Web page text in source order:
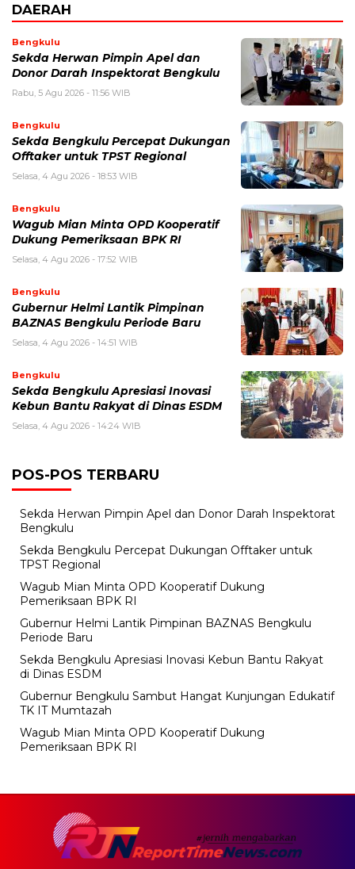
DAERAH
Bengkulu
Sekda Herwan Pimpin Apel dan
Donor Darah Inspektorat Bengkulu
Rabu, 5 Agu 2026 - 11:56 WIB
Bengkulu
Sekda Bengkulu Percepat Dukungan
Offtaker untuk TPST Regional
Selasa, 4 Agu 2026 - 18:53 WIB
Bengkulu
Wagub Mian Minta OPD Kooperatif
Dukung Pemeriksaan BPK RI
Selasa, 4 Agu 2026 - 17:52 WIB
Bengkulu
Gubernur Helmi Lantik Pimpinan
BAZNAS Bengkulu Periode Baru
Selasa, 4 Agu 2026 - 14:51 WIB
Bengkulu
Sekda Bengkulu Apresiasi Inovasi
Kebun Bantu Rakyat di Dinas ESDM
Selasa, 4 Agu 2026 - 14:24 WIB
POS-POS TERBARU
Sekda Herwan Pimpin Apel dan Donor Darah Inspektorat
Bengkulu
Sekda Bengkulu Percepat Dukungan Offtaker untuk
TPST Regional
Wagub Mian Minta OPD Kooperatif Dukung
Pemeriksaan BPK RI
Gubernur Helmi Lantik Pimpinan BAZNAS Bengkulu
Periode Baru
Sekda Bengkulu Apresiasi Inovasi Kebun Bantu Rakyat
di Dinas ESDM
Gubernur Bengkulu Sambut Hangat Kunjungan Edukatif
TK IT Mumtazah
Wagub Mian Minta OPD Kooperatif Dukung
Pemeriksaan BPK RI